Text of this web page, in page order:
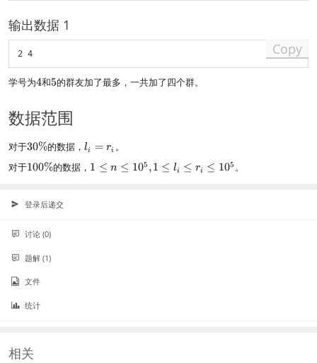
输出数据 1
2 4 Copy
学号为4
4和5
5的群友加了最多，一共加了四个群。
数据范围
对于3
\
30%的数据，l_
=
li = ri 。
对于1
\
100%的数据， 11 ≤ n ≤ 105 ,1 ≤ li ≤ ri ≤ 105 。
登录后递交
讨论 (0)
题解 (1)
文件
统计
相关